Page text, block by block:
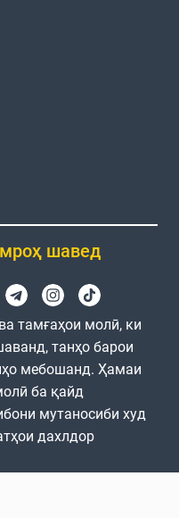
шавед
тамғаҳои молӣ, ки
танҳо барои
мебошанд. Ҳамаи
ба қайд
мутаносиби худ
дахлдор